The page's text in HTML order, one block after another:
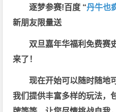
逐梦参赛!百度 “丹牛也
新朋友限量送
双旦嘉年华福利免费赛
来了！
现在开始可以随时随地
我们提供丰富多样的玩法，